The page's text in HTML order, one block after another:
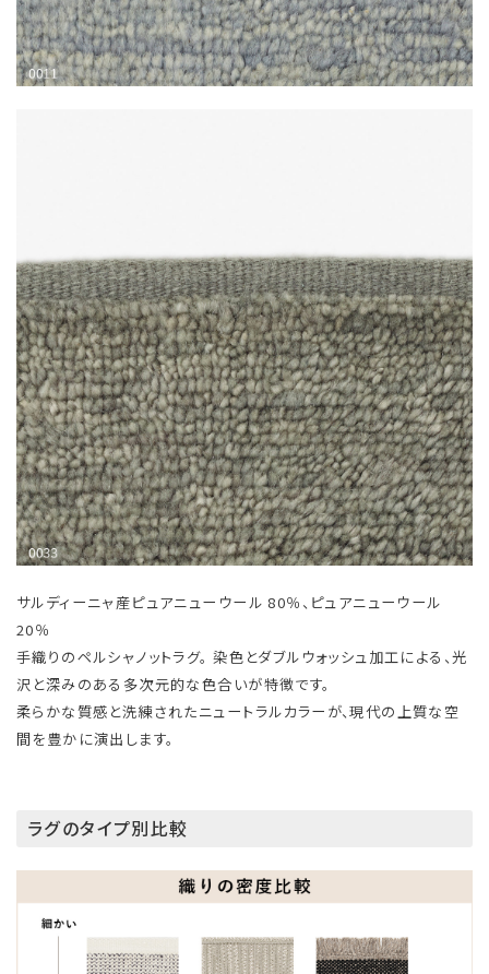
サルディーニャ産ピュアニューウール 80％、ピュアニューウール
20％
手織りのペルシャノットラグ。 染色とダブルウォッシュ加工による、光
沢と深みのある多次元的な色合いが特徴です。
柔らかな質感と洗練されたニュートラルカラーが、現代の上質な空
間を豊かに演出します。
ラグのタイプ別比較